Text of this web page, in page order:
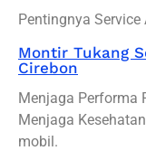
Pentingnya
Montir Tukang
Cirebon
Menjaga Performa
Menjaga
mobil.